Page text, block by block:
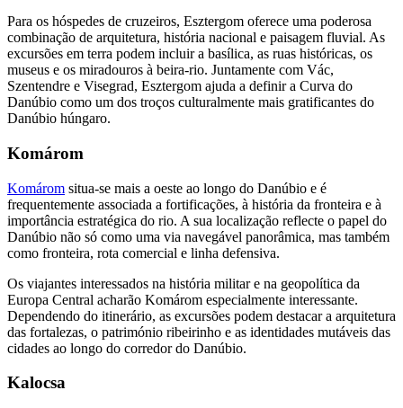
Para os hóspedes de cruzeiros, Esztergom oferece uma poderosa
combinação de arquitetura, história nacional e paisagem fluvial. As
excursões em terra podem incluir a basílica, as ruas históricas, os
museus e os miradouros à beira-rio. Juntamente com Vác,
Szentendre e Visegrad, Esztergom ajuda a definir a Curva do
Danúbio como um dos troços culturalmente mais gratificantes do
Danúbio húngaro.
Komárom
Komárom situa-se mais a oeste ao longo do Danúbio e é
frequentemente associada a fortificações, à história da fronteira e à
importância estratégica do rio. A sua localização reflecte o papel do
Danúbio não só como uma via navegável panorâmica, mas também
como fronteira, rota comercial e linha defensiva.
Os viajantes interessados na história militar e na geopolítica da
Europa Central acharão Komárom especialmente interessante.
Dependendo do itinerário, as excursões podem destacar a arquitetura
das fortalezas, o património ribeirinho e as identidades mutáveis das
cidades ao longo do corredor do Danúbio.
Kalocsa